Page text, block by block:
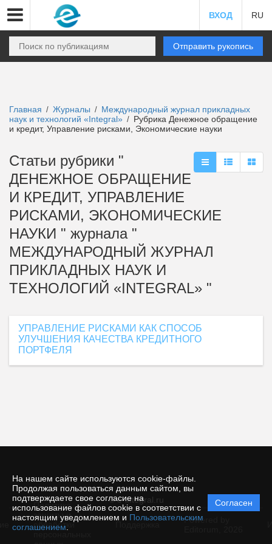
На нашем сайте используются cookie-файлы.
Продолжая пользоваться данным сайтом, вы
подтверждаете свое согласие на
использование файлов cookie в соответствии с
настоящим уведомлением и Пользовательским
соглашением
Согласен
ВХОД RU
Отправить рукопись
Главная / Журналы / Международный журнал прикладных
наук и технологий «Integral» / Рубрика Денежное обращение
и кредит, Управление рисками, Экономические науки
Статьи рубрики "
ДЕНЕЖНОЕ ОБРАЩЕНИЕ
И КРЕДИТ, УПРАВЛЕНИЕ
РИСКАМИ, ЭКОНОМИЧЕСКИЕ
НАУКИ " журнала "
МЕЖДУНАРОДНЫЙ ЖУРНАЛ
ПРИКЛАДНЫХ НАУК И
ТЕХНОЛОГИЙ «INTEGRAL» "
УПРАВЛЕНИЕ РИСКАМИ КАК СПОСОБ
УЛУЧШЕНИЯ КАЧЕСТВА КРЕДИТНОГО
ПОРТФЕЛЯ
© e-integral.ru
Политика
защиты и
обработки
Powered by